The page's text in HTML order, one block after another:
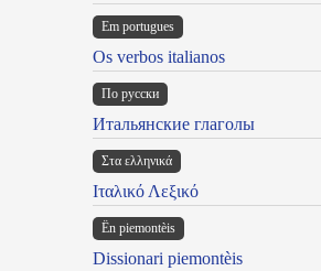
Em portugues
Os verbos italianos
По русски
Итальянские глаголы
Στα ελληνικά
Ιταλικό Λεξικό
Ën piemontèis
Dissionari piemontèis